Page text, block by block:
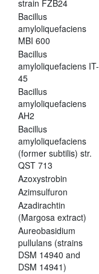
strain FZB24
Bacillus
amyloliquefaciens
MBI 600
Bacillus
amyloliquefaciens IT-
45
Bacillus
amyloliquefaciens
AH2
Bacillus
amyloliquefaciens
(former subtilis) str.
QST 713
Azoxystrobin
Azimsulfuron
Azadirachtin
(Margosa extract)
Aureobasidium
pullulans (strains
DSM 14940 and
DSM 14941)